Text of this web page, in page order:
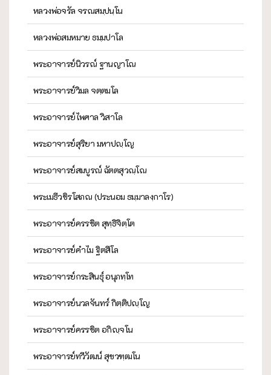
หลวงพ่อจรัล จรณสมฺปนฺโน
หลวงพ่อสมหมาย ธมฺมปาโล
พระอาจารย์นิวรณ์ ฐานญาโณ
พระอาจารย์วิมล จตฺตมโล
พระอาจารย์ไพศาล วิสาโล
พระอาจารย์สุริยา มหาปญฺโญ
พระอาจารย์สมบูรณ์ ฉัตตสุวณฺโณ
พระเมธีวชิรโสภณ (ประนอม ธมฺมาลงฺกาโร)
พระอาจารย์ครรชิต สุทฺธิจิตฺโต
พระอาจารย์คำไม ฐิตสีโล
พระอาจารย์กระสินธุ์ อนุภทฺโท
พระอาจารย์นวลจันทร์ กิตฺติปญฺโญ
พระอาจารย์ครรชิต อกิญฺจโน
พระอาจารย์ทวีวัฒน์ สุขวฑฺฒโน